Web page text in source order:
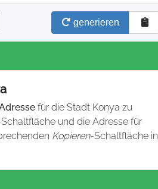
generieren
für die Stadt Konya zu
und die Adresse für
Kopieren-Schaltfläche in